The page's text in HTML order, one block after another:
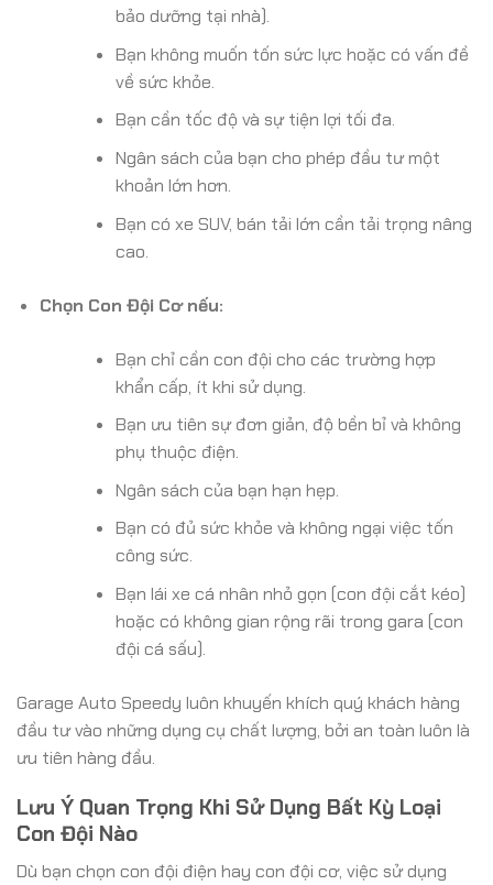
bảo dưỡng tại nhà).
Bạn không muốn tốn sức lực hoặc có vấn đề
về sức khỏe.
Bạn cần tốc độ và sự tiện lợi tối đa.
Ngân sách của bạn cho phép đầu tư một
khoản lớn hơn.
Bạn có xe SUV, bán tải lớn cần tải trọng nâng
cao.
Chọn Con Đội Cơ nếu:
Bạn chỉ cần con đội cho các trường hợp
khẩn cấp, ít khi sử dụng.
Bạn ưu tiên sự đơn giản, độ bền bỉ và không
phụ thuộc điện.
Ngân sách của bạn hạn hẹp.
Bạn có đủ sức khỏe và không ngại việc tốn
công sức.
Bạn lái xe cá nhân nhỏ gọn (con đội cắt kéo)
hoặc có không gian rộng rãi trong gara (con
đội cá sấu).
Garage Auto Speedy luôn khuyến khích quý khách hàng
đầu tư vào những dụng cụ chất lượng, bởi an toàn luôn là
ưu tiên hàng đầu.
Lưu Ý Quan Trọng Khi Sử Dụng Bất Kỳ Loại
Con Đội Nào
Dù bạn chọn con đội điện hay con đội cơ, việc sử dụng